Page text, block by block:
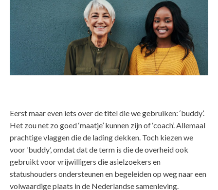
Eerst maar even iets over de titel die we gebruiken: ‘buddy’.
Het zou net zo goed ‘maatje’ kunnen zijn of ‘coach’. Allemaal
prachtige vlaggen die de lading dekken. Toch kiezen we
voor ‘buddy’, omdat dat de term is die de overheid ook
gebruikt voor vrijwilligers die asielzoekers en
statushouders ondersteunen en begeleiden op weg naar een
volwaardige plaats in de Nederlandse samenleving.